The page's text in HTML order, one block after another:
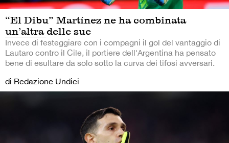
“El Dibu” Martínez ne ha combinata
un’altra delle sue
Invece di festeggiare con i compagni il gol del vantaggio di
Lautaro contro il Cile, il portiere dell'Argentina ha pensato
bene di esultare da solo sotto la curva dei tifosi avversari.
di Redazione Undici